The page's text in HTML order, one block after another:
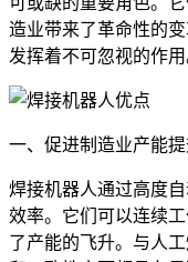
造业带来了革命性的
发挥着不可忽视的作用
一、促进制造业产能
焊接机器人通过高度
效率。它们可以连续
了产能的飞升。与人